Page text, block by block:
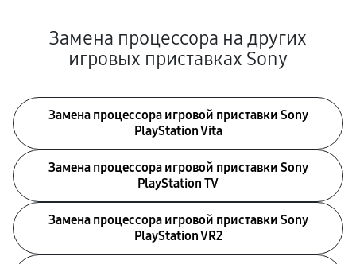
Замена процессора на других
игровых приставках Sony
Замена процессора игровой приставки Sony
PlayStation Vita
Замена процессора игровой приставки Sony
PlayStation TV
Замена процессора игровой приставки Sony
PlayStation VR2